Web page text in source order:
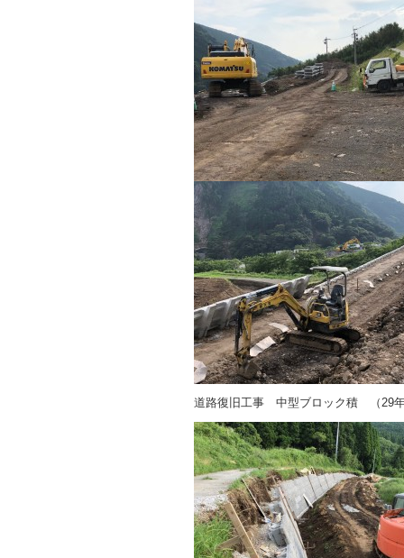
道路復旧工事 中型ブロック積 （29